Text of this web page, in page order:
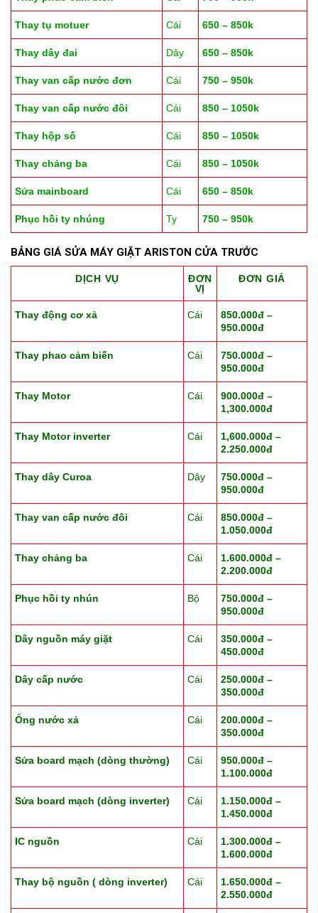
Thay tụ motuer Cái 650 – 850k
Thay dây đai Dây 650 – 850k
Thay van cấp nước đơn Cái 750 – 950k
Thay van cấp nước đôi Cái 850 – 1050k
Thay hộp số Cái 850 – 1050k
Thay chảng ba Cái 850 – 1050k
Sửa mainboard Cái 650 – 850k
Phục hồi ty nhúng Ty 750 – 950k
BẢNG GIÁ SỬA MÁY GIẶT ARISTON CỬA TRƯỚC
DỊCH VỤ
ĐƠN
VỊ
ĐƠN GIÁ
Thay động cơ xả Cái
850.000đ –
950.000đ
Thay phao cảm biến Cái
750.000đ –
950.000đ
Thay Motor Cái
900.000đ –
1,300.000đ
Thay Motor inverter Cái
1,600.000đ –
2.250.000đ
Thay dây Curoa Dây
750.000đ –
950.000đ
Thay van cấp nước đôi Cái
850.000đ –
1.050.000đ
Thay chảng ba Cái
1.600.000đ –
2.200.000đ
Phục hồi ty nhún Bộ
750.000đ –
950.000đ
Dây nguồn máy giặt Cái
350.000đ –
450.000đ
Dây cấp nước Cái
250.000đ –
350.000đ
Ống nước xả Cái
200.000đ –
350.000đ
Sửa board mạch (dòng thường) Cái
950.000đ –
1.100.000đ
Sửa board mạch (dòng inverter) Cái
1.150.000đ –
1.450.000đ
IC nguồn Cái
1.300.000đ –
1.600.000đ
Thay bộ nguồn ( dòng inverter) Cái
1.650.000đ –
2.550.000đ